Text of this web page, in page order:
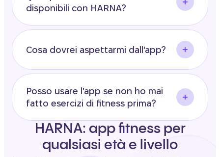
disponibili con HARNA?
Cosa dovrei aspettarmi dall'app?
Posso usare l'app se non ho mai
fatto esercizi di fitness prima?
HARNA: app fitness per
qualsiasi età e livello